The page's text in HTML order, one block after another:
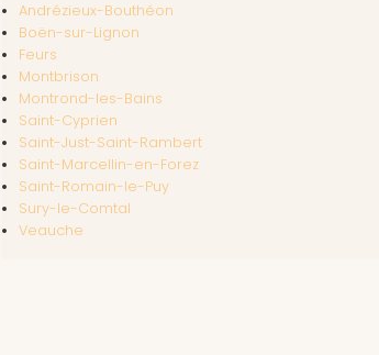
Andrézieux-Bouthéon
Boën-sur-Lignon
Feurs
Montbrison
Montrond-les-Bains
Saint-Cyprien
Saint-Just-Saint-Rambert
Saint-Marcellin-en-Forez
Saint-Romain-le-Puy
Sury-le-Comtal
Veauche